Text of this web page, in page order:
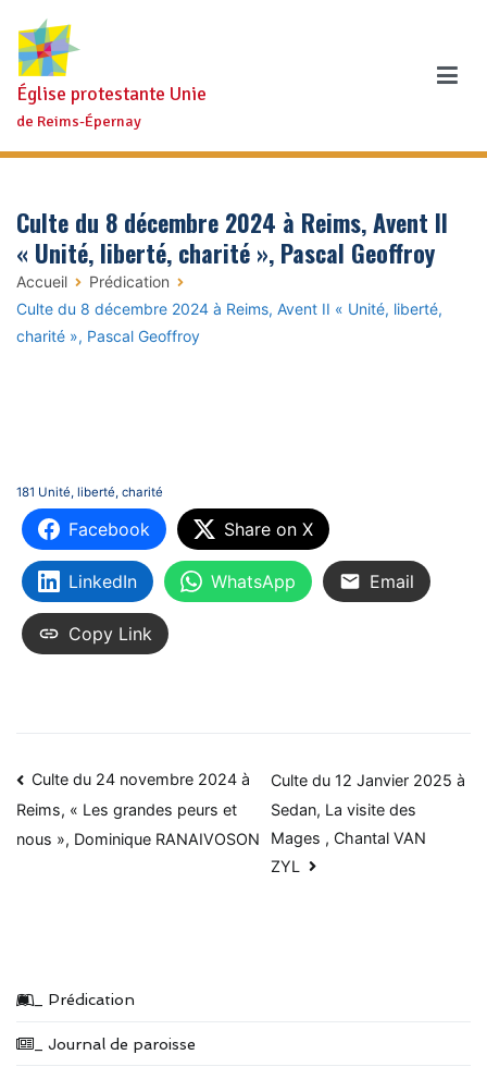
contenu
Église protestante Unie
de Reims-Épernay
Culte du 8 décembre 2024 à Reims, Avent II
« Unité, liberté, charité », Pascal Geoffroy
Accueil
Prédication
Culte du 8 décembre 2024 à Reims, Avent II « Unité, liberté,
charité », Pascal Geoffroy
181 Unité, liberté, charité
Facebook Share on X
LinkedIn WhatsApp Email
Copy Link
Navigation
de
Culte du 24 novembre 2024 à
Reims, « Les grandes peurs et
nous », Dominique RANAIVOSON
Culte du 12 Janvier 2025 à
Sedan, La visite des
Mages , Chantal VAN
ZYL
_ Prédication
_ Journal de paroisse